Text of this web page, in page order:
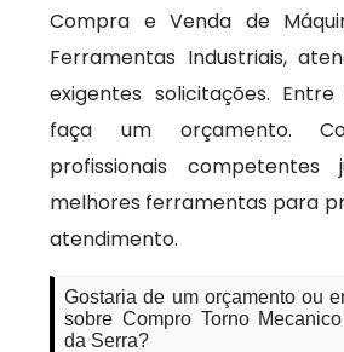
Compra e Venda de
Ferramentas Industriais,
exigentes solicitações.
faça um orçamento.
profissionais competentes
melhores ferramentas para
atendimento.
Gostaria de um orçamento ou
sobre Compro Torno
da Serra?